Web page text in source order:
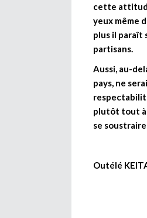
cette
yeux même
plus il paraît
partisans.
Aussi, au-
pays, ne
plutôt tout à
se
Outélé